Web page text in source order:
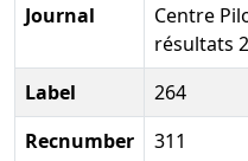
Journal
Centre
résultats
Label
264
Recnumber
311